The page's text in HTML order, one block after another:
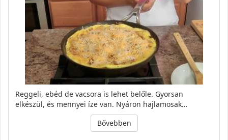
Reggeli, ebéd de vacsora is lehet belőle. Gyorsan
elkészül, és mennyei íze van. Nyáron hajlamosak…
Bővebben